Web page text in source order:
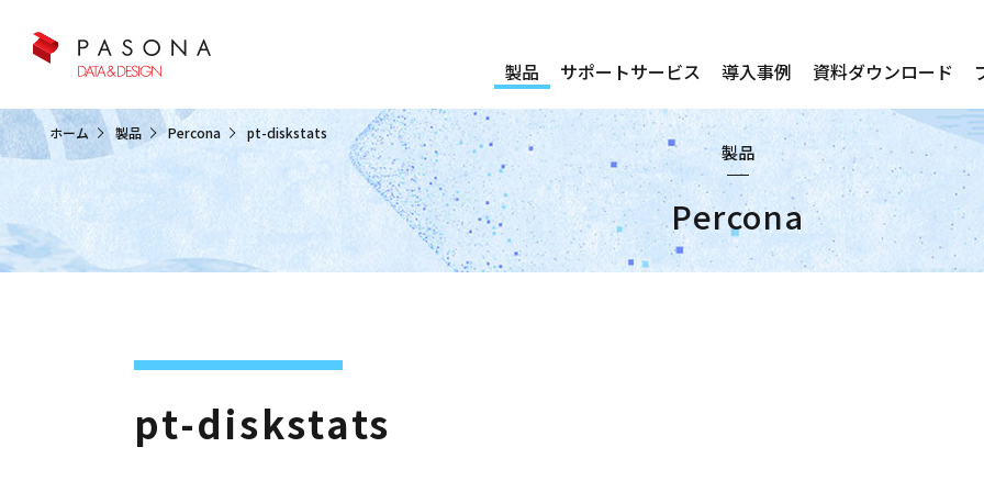
製品 サポートサービス 導入事例 資料ダウンロード
ホーム 製品 Percona pt-diskstats
製品
Percona
pt-diskstats